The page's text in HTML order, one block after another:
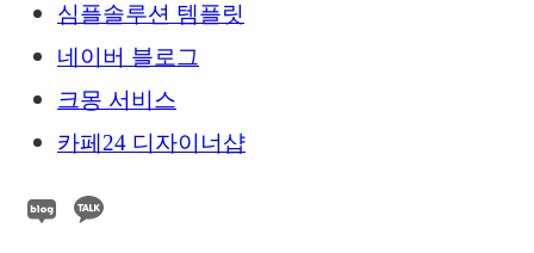
심플솔루션 템플릿
네이버 블로그
크몽 서비스
카페24 디자이너샵